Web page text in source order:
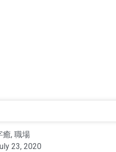
癒, 職場
23, 2020